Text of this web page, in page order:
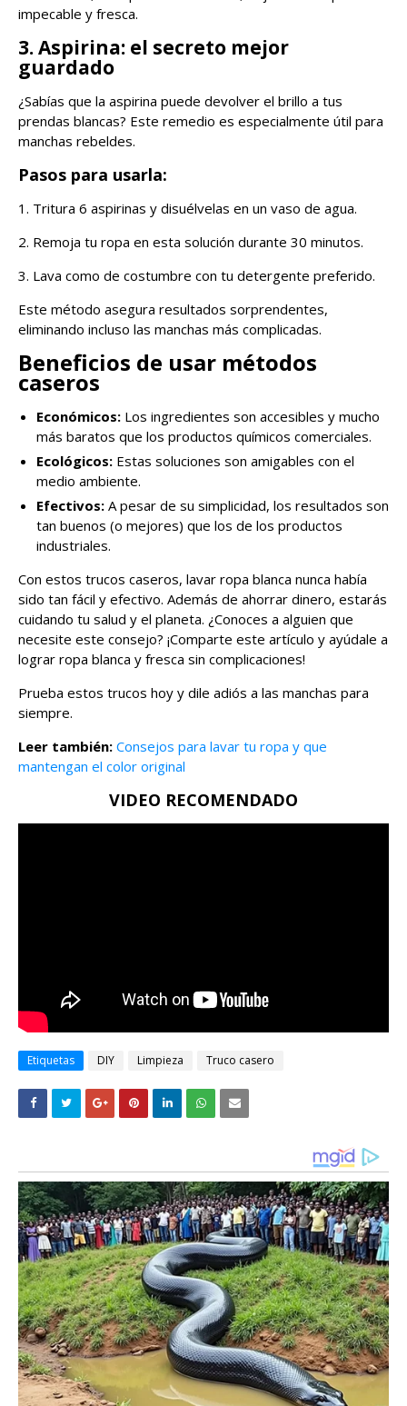
impecable y fresca.
3. Aspirina: el secreto mejor
guardado
¿Sabías que la aspirina puede devolver el brillo a tus
prendas blancas? Este remedio es especialmente útil para
manchas rebeldes.
Pasos para usarla:
1. Tritura 6 aspirinas y disuélvelas en un vaso de agua.
2. Remoja tu ropa en esta solución durante 30 minutos.
3. Lava como de costumbre con tu detergente preferido.
Este método asegura resultados sorprendentes,
eliminando incluso las manchas más complicadas.
Beneficios de usar métodos
caseros
Económicos: Los ingredientes son accesibles y mucho
más baratos que los productos químicos comerciales.
Ecológicos: Estas soluciones son amigables con el
medio ambiente.
Efectivos: A pesar de su simplicidad, los resultados son
tan buenos (o mejores) que los de los productos
industriales.
Con estos trucos caseros, lavar ropa blanca nunca había
sido tan fácil y efectivo. Además de ahorrar dinero, estarás
cuidando tu salud y el planeta. ¿Conoces a alguien que
necesite este consejo? ¡Comparte este artículo y ayúdale a
lograr ropa blanca y fresca sin complicaciones!
Prueba estos trucos hoy y dile adiós a las manchas para
siempre.
Leer también: Consejos para lavar tu ropa y que
mantengan el color original
VIDEO RECOMENDADO
Etiquetas DIY Limpieza Truco casero